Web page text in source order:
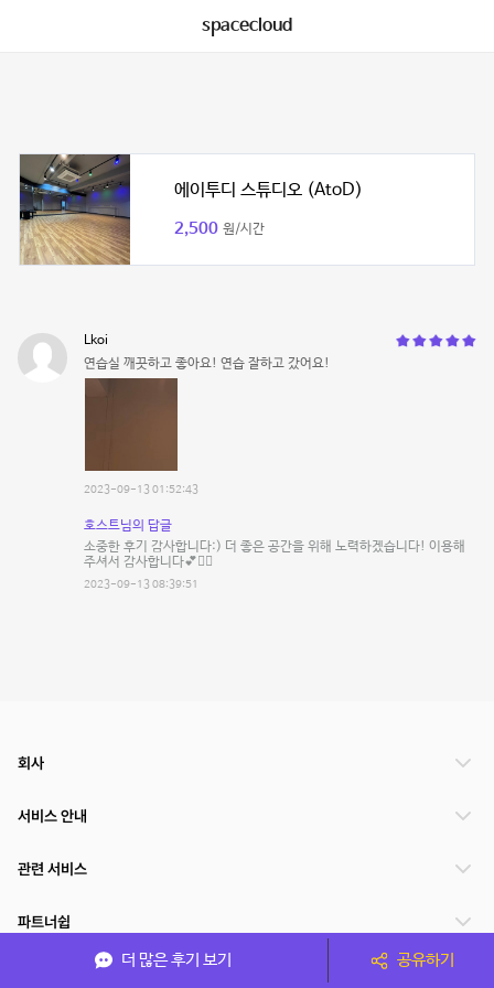
spacecloud
에이투디 스튜디오 (AtoD)
2,500 원/시간
Lkoi
연습실 깨끗하고 좋아요! 연습 잘하고 갔어요!
2023-09-13 01:52:43
호스트님의 답글
소중한 후기 감사합니다:) 더 좋은 공간을 위해 노력하겠습니다! 이용해
주셔서 감사합니다💕🙇‍♀️
2023-09-13 08:39:51
더 많은 후기 보기 공유하기
회사
서비스 안내
관련 서비스
파트너쉽
서비스 제공 국가